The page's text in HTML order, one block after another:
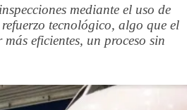
mediante el uso de
tecnológico, algo que el
eficientes, un proceso sin